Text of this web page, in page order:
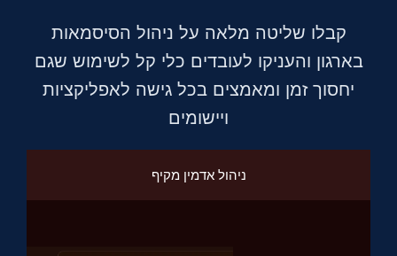
קבלו שליטה מלאה על ניהול הסיסמאות
בארגון והעניקו לעובדים כלי קל לשימוש שגם
יחסוך זמן ומאמצים בכל גישה לאפליקציות
ויישומים
ניהול אדמין מקיף